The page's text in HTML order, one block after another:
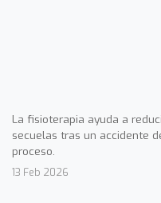
La fisioterapia ayuda a
secuelas tras un accidente
proceso.
13 Feb 2026